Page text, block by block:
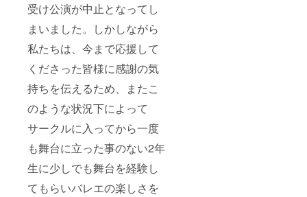
受け公演が中止となってし
まいました。しかしながら
私たちは、今まで応援して
くださった皆様に感謝の気
持ちを伝えるため、またこ
のような状況下によって
サークルに入ってから一度
も舞台に立った事のない2年
生に少しでも舞台を経験し
てもらいバレエの楽しさを